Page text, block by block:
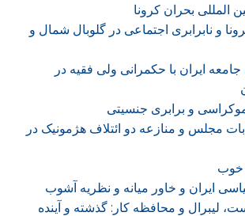
المللی بحران کرونا
و نابرابری اجتماعی در گلوبال شمال و
ایران با حکمرانی ولی فقیه در
و برابری جنسیتی
مجلس و منازعه دو ائتلاف هژمونیک در
خوب
ایران و خاور میانه و نظریه آشوب
لیبرال و محافظه کار: گذشته و آینده